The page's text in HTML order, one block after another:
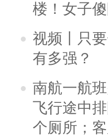
楼！女子
视频丨只
有多强？
南航一航
飞行途中
个厕所；